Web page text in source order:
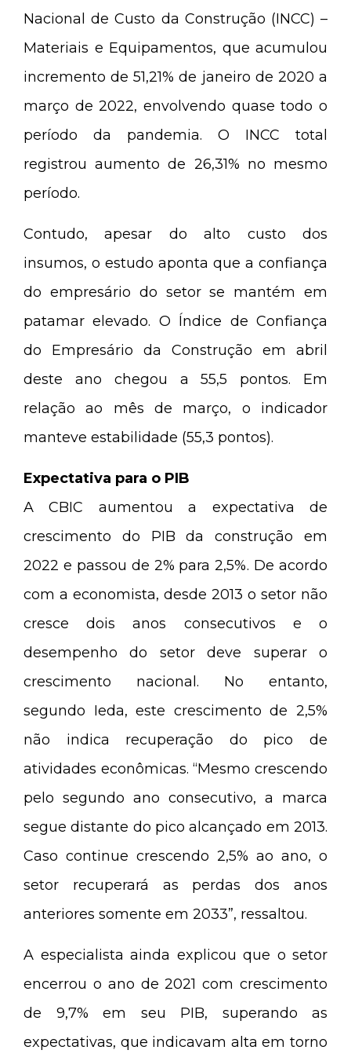
Nacional de Custo da Construção (INCC) –
Materiais e Equipamentos, que acumulou
incremento de 51,21% de janeiro de 2020 a
março de 2022, envolvendo quase todo o
período da pandemia. O INCC total
registrou aumento de 26,31% no mesmo
período.
Contudo, apesar do alto custo dos
insumos, o estudo aponta que a confiança
do empresário do setor se mantém em
patamar elevado. O Índice de Confiança
do Empresário da Construção em abril
deste ano chegou a 55,5 pontos. Em
relação ao mês de março, o indicador
manteve estabilidade (55,3 pontos).
Expectativa para o PIB
A CBIC aumentou a expectativa de
crescimento do PIB da construção em
2022 e passou de 2% para 2,5%. De acordo
com a economista, desde 2013 o setor não
cresce dois anos consecutivos e o
desempenho do setor deve superar o
crescimento nacional. No entanto,
segundo Ieda, este crescimento de 2,5%
não indica recuperação do pico de
atividades econômicas. “Mesmo crescendo
pelo segundo ano consecutivo, a marca
segue distante do pico alcançado em 2013.
Caso continue crescendo 2,5% ao ano, o
setor recuperará as perdas dos anos
anteriores somente em 2033”, ressaltou.
A especialista ainda explicou que o setor
encerrou o ano de 2021 com crescimento
de 9,7% em seu PIB, superando as
expectativas, que indicavam alta em torno